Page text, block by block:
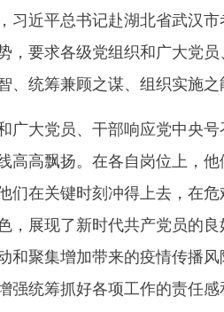
近平总书记赴湖北省武汉市
，要求各级党组织和广大党
统筹兼顾之谋、组织实施之
大党员、干部响应党中央号
高高飘扬。在各自岗位上，
们在关键时刻冲得上去，在
，展现了新时代共产党员的
和聚集增加带来的疫情传播
强统筹抓好各项工作的责任